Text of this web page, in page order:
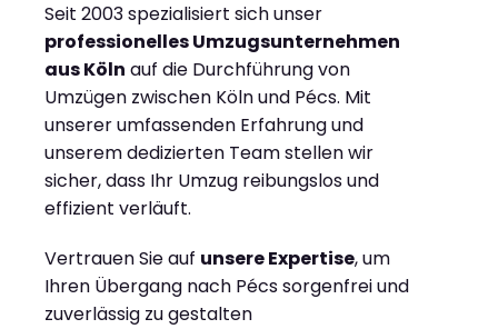
Seit 2003 spezialisiert sich unser
professionelles Umzugsunternehmen
aus Köln auf die Durchführung von
Umzügen zwischen Köln und Pécs. Mit
unserer umfassenden Erfahrung und
unserem dedizierten Team stellen wir
sicher, dass Ihr Umzug reibungslos und
effizient verläuft.
Vertrauen Sie auf unsere Expertise, um
Ihren Übergang nach Pécs sorgenfrei und
zuverlässig zu gestalten